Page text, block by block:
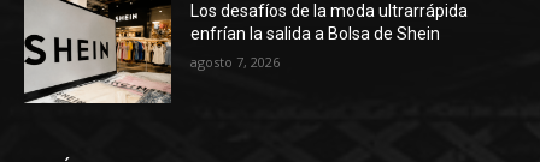
Los desafíos de la moda ultrarrápida
enfrían la salida a Bolsa de Shein
agosto 7, 2026